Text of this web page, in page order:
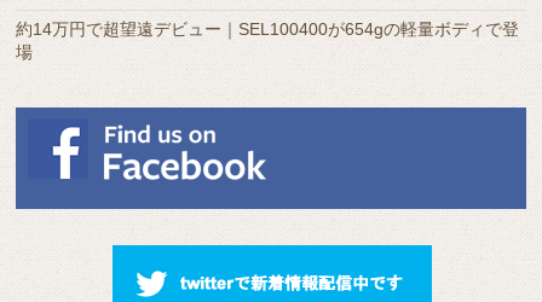
約14万円で超望遠デビュー｜SEL100400が654gの軽量ボディで登
場